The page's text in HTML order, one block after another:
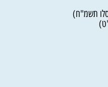
תשמ"ח)